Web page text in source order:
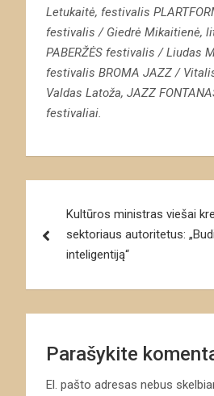
Letukaitė, festivalis
festivalis / Giedrė Mikaitienė,
PABERŽĖS festivalis / Liudas
festivalis BROMA JAZZ/
Valdas Latoža, JAZZ
festivaliai.
tarp
įrašų
Kultūros ministras viešai
sektoriaus autoritetus:
inteligentiją“
Parašykite
El. pašto adresas nebus